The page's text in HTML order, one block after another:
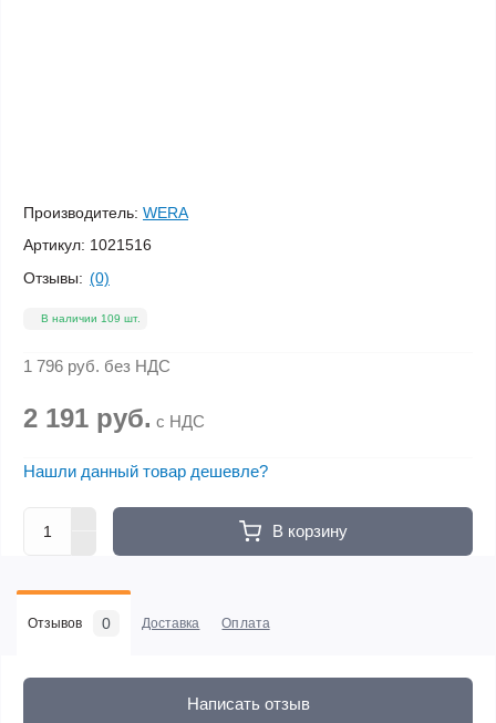
Производитель: WERA
Артикул: 1021516
Отзывы: (0)
В наличии 109 шт.
1 796 руб. без НДС
2 191 руб. с НДС
Нашли данный товар дешевле?
В корзину
Отзывов 0 Доставка Оплата
Написать отзыв